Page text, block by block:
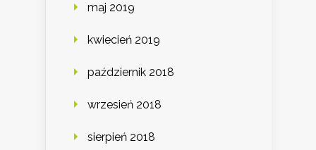
maj 2019
kwiecień 2019
październik 2018
wrzesień 2018
sierpień 2018